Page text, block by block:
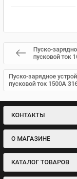
Пуско-
пусковой ток
Пуско-зарядное
пусковой ток 1500А
КОНТАКТЫ
О МАГАЗИНЕ
КАТАЛОГ ТОВАРОВ